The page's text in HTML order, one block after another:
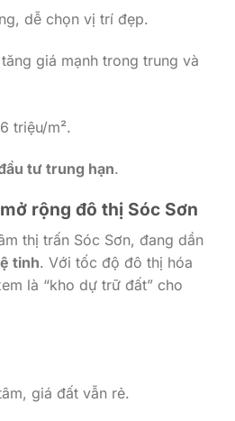
dễ chọn vị trí đẹp.
giá mạnh trong trung và
triệu/m².
tư trung hạn.
rộng đô thị Sóc Sơn
thị trấn Sóc Sơn, đang dần
tinh. Với tốc độ đô thị hóa
là “kho dự trữ đất” cho
giá đất vẫn rẻ.